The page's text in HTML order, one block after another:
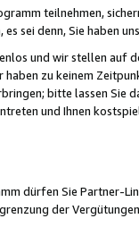
teilnehmen,
sei denn, Sie haben
und wir stellen auf
zu keinem
bitte lassen Sie
und Ihnen
dürfen Sie Partner-
der